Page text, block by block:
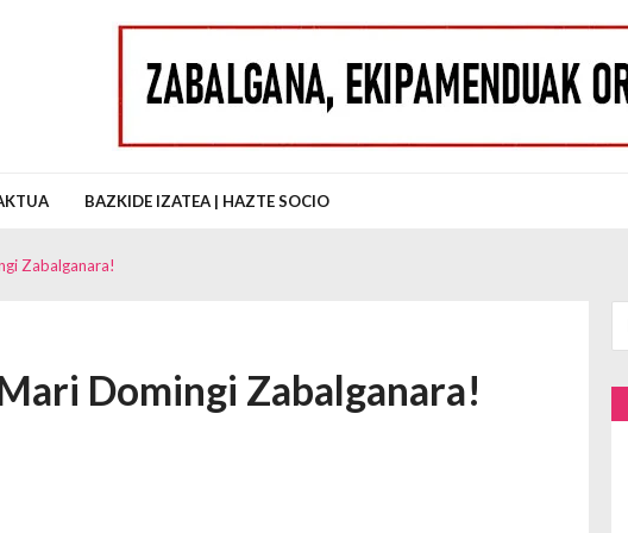
Auzo Elkartea
BAZKIDE IZATEA | HAZTE SOCIO
Zabalganara!
Domingi Zabalganara!